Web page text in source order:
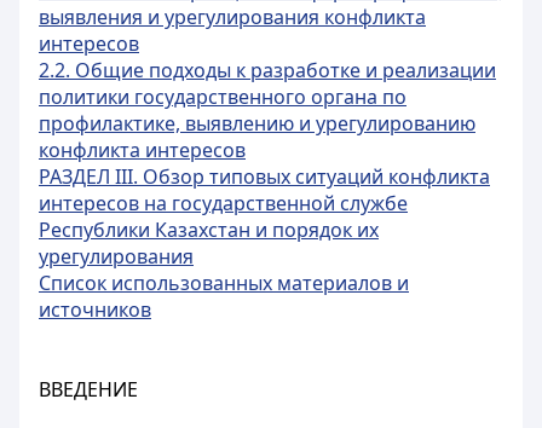
выявления и урегулирования конфликта
интересов
2.2. Общие подходы к разработке и реализации
политики государственного органа по
профилактике, выявлению и урегулированию
конфликта интересов
РАЗДЕЛ III. Обзор типовых ситуаций конфликта
интересов на государственной службе
Республики Казахстан и порядок их
урегулирования
Список использованных материалов и
источников
ВВЕДЕНИЕ